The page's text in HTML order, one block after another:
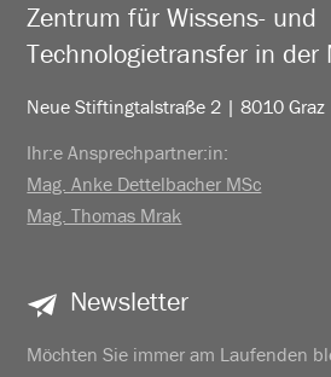
Zentrum für Wissens- und
Technologietransfer in der
Neue Stiftingtalstraße 2 | 8010 Graz
Ihr:e Ansprechpartner:in:
Mag. Anke Dettelbacher MSc
Mag. Thomas Mrak
Newsletter
Möchten Sie immer am Laufenden